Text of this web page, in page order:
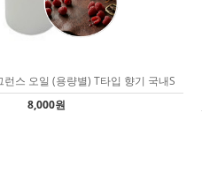
스 오일 (용량별) T타입 향기 국내S
8,000원